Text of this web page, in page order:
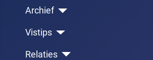
Archief
Vistips
Relaties